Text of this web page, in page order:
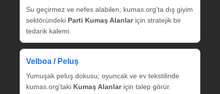
Su geçirmez ve nefes alabilen; kumas.org’ta dış giyim
sektöründeki Parti Kumaş Alanlariçin stratejik bir
tedarik kalemi.
Velboa / Peluş
Yumuşak peluş dokusu; oyuncak ve ev tekstilinde
kumas.org’taki Kumaş Alanlariçin talep görür.